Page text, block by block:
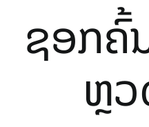
ຊອກຄົ້
ຫຼ